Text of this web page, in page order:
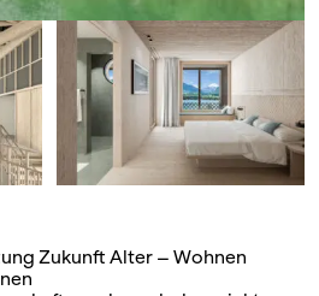
Zukunft Alter – Wohnen